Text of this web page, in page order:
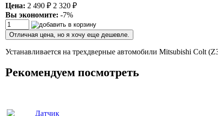
Цена: 2 490 ₽ 2 320 ₽
Вы экономите: -7%
Отличная цена, но я хочу еще дешевле.
Устанавливается на трехдверные автомобили Mitsubishi Colt
Рекомендуем посмотреть